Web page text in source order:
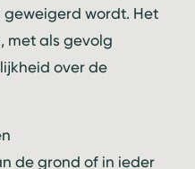
wordt. Het
met als gevolg
over de
de grond of in ieder